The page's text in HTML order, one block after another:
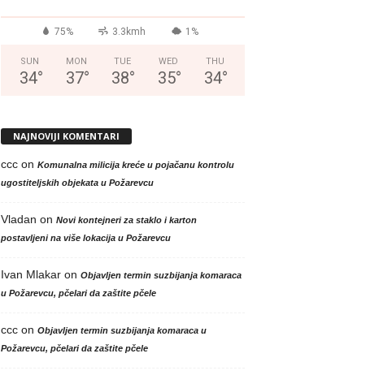
75% 3.3kmh 1%
SUN
34°
MON
37°
TUE
38°
WED
35°
THU
34°
NAJNOVIJI KOMENTARI
cccon Komunalna milicija kreće u pojačanu kontrolu
ugostiteljskih objekata u Požarevcu
Vladan on Novi kontejneri za staklo i karton
postavljeni na više lokacija u Požarevcu
Ivan Mlakaron Objavljen termin suzbijanja komaraca
u Požarevcu, pčelari da zaštite pčele
cccon Objavljen termin suzbijanja komaraca u
Požarevcu, pčelari da zaštite pčele